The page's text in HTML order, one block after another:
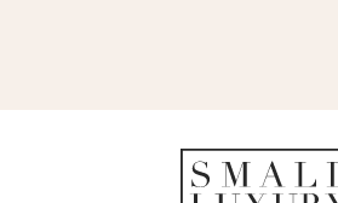
Grand Hôtel du Palais Royal